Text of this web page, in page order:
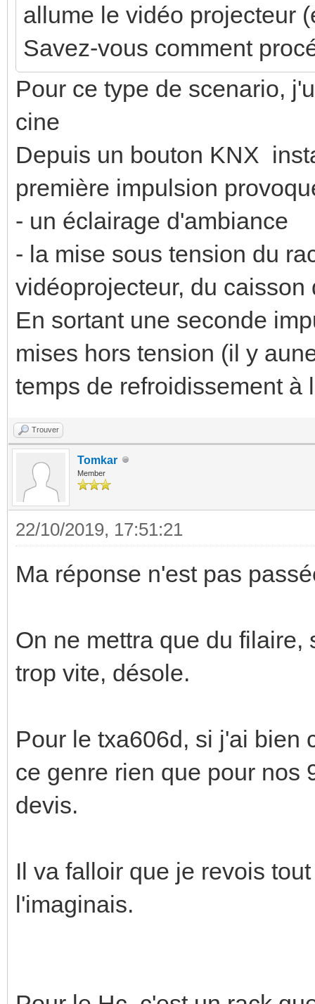
allume le vidéo projecteur
Savez-vous comment
Pour ce type de scenario,
cine
Depuis un bouton KNX
première impulsion
- un éclairage d'ambiance
- la mise sous tension du
vidéoprojecteur, du caisson
En sortant une seconde
mises hors tension (il y
temps de refroidissement à
Trouver
Tomkar
Member
22/10/2019, 17:51:21
Ma réponse n'est pas
On ne mettra que du
trop vite, désole.
Pour le txa606d, si j'ai bien
ce genre rien que pour nos
devis.
Il va falloir que je revois
l'imaginais.